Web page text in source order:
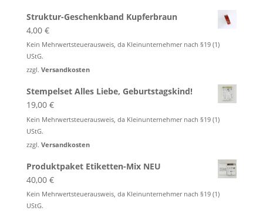
Struktur-Geschenkband Kupferbraun
4,00 €
Kein Mehrwertsteuerausweis, da Kleinunternehmer nach §19 (1)
UStG.
zzgl. Versandkosten
Stempelset Alles Liebe, Geburtstagskind!
19,00 €
Kein Mehrwertsteuerausweis, da Kleinunternehmer nach §19 (1)
UStG.
zzgl. Versandkosten
Produktpaket Etiketten-Mix NEU
40,00 €
Kein Mehrwertsteuerausweis, da Kleinunternehmer nach §19 (1)
UStG.